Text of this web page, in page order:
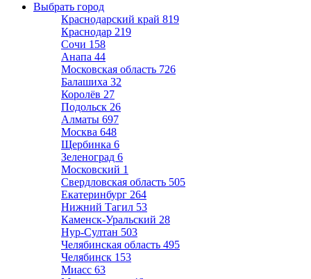
Выбрать город
Краснодарский край 819
Краснодар 219
Сочи 158
Анапа 44
Московская область 726
Балашиха 32
Королёв 27
Подольск 26
Алматы 697
Москва 648
Щербинка 6
Зеленоград 6
Московский 1
Свердловская область 505
Екатеринбург 264
Нижний Тагил 53
Каменск-Уральский 28
Нур-Султан 503
Челябинская область 495
Челябинск 153
Миасс 63